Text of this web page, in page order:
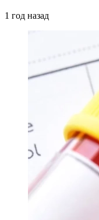
1 год назад